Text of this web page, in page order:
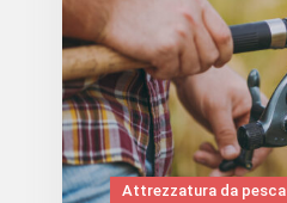
Attrezzatura da pesca